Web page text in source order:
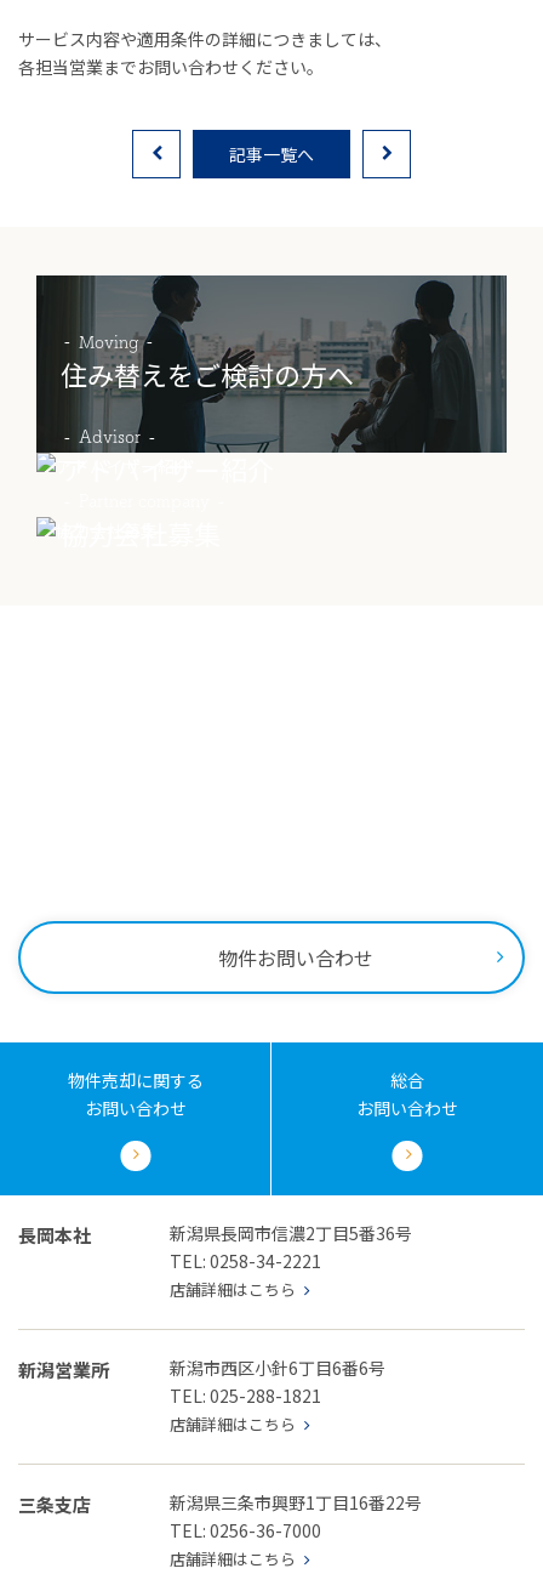
物件売却に関する
お問い合わせ
土地売却に関する
お問い合わせ
サービス内容や適用条件の詳細につきましては、
各担当営業までお問い合わせください。
記事一覧へ
Moving
住み替えをご検討の方へ
Advisor
物件お問い合わせ
物件売却に関する
お問い合わせ
総合
お問い合わせ
長岡本社
新潟県長岡市信濃2丁目5番36号
TEL: 0258-34-2221
店舗詳細はこちら
新潟営業所
新潟市西区小針6丁目6番6号
TEL: 025-288-1821
店舗詳細はこちら
三条支店
新潟県三条市興野1丁目16番22号
TEL: 0256-36-7000
店舗詳細はこちら